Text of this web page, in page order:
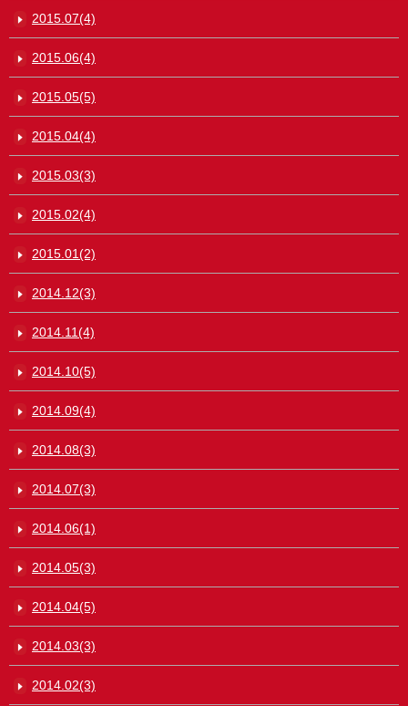
2015.07(4)
2015.06(4)
2015.05(5)
2015.04(4)
2015.03(3)
2015.02(4)
2015.01(2)
2014.12(3)
2014.11(4)
2014.10(5)
2014.09(4)
2014.08(3)
2014.07(3)
2014.06(1)
2014.05(3)
2014.04(5)
2014.03(3)
2014.02(3)